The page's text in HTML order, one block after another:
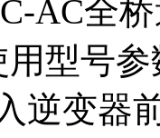
AC全
型号参
逆变器